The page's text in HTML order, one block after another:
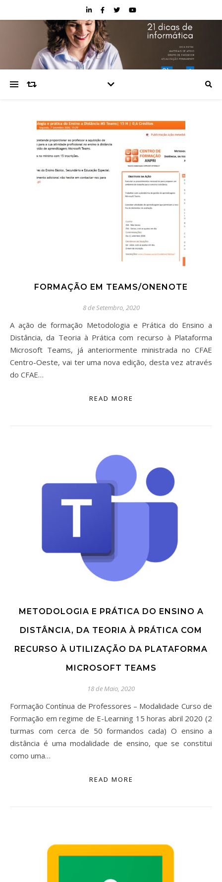
FORMAÇÃO EM TEAMS/ONENOTE
8 de Setembro, 2020
A ação de formação Metodologia e Prática do Ensino a
Distância, da Teoria à Prática com recurso à Plataforma
Microsoft Teams, já anteriormente ministrada no CFAE
Centro-Oeste, vai ter uma nova edição, desta vez através
do CFAE…
READ MORE
METODOLOGIA E PRÁTICA DO ENSINO A
DISTÂNCIA, DA TEORIA À PRÁTICA COM
RECURSO À UTILIZAÇÃO DA PLATAFORMA
MICROSOFT TEAMS
18 de Maio, 2020
Formação Contínua de Professores – Modalidade Curso de
Formação em regime de E-Learning 15 horas abril 2020 (2
turmas com cerca de 50 formandos cada) O ensino a
distância é uma modalidade de ensino, que se constitui
como uma…
READ MORE